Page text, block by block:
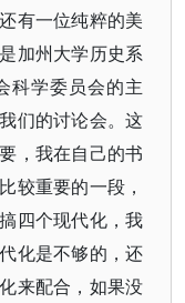
有一位纯粹的美
加州大学历史系
科学委员会的主
们的讨论会。这
，我在自己的书
较重要的一段，
四个现代化，我
化是不够的，还
来配合，如果没